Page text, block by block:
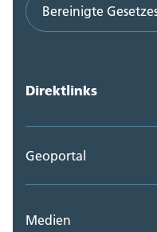
Bereinigte
Direktlinks
Geoportal
Medien